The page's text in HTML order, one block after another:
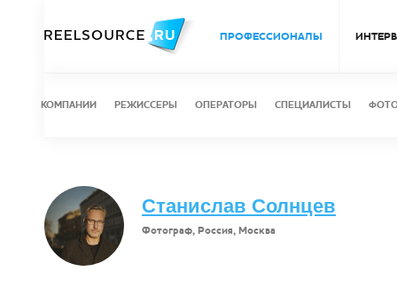
ПРОФЕССИОНАЛЫ
КОМПАНИИ РЕЖИССЕРЫ ОПЕРАТОРЫ СПЕЦИАЛИСТЫ
Станислав Солнцев
Фотограф, Россия, Москва